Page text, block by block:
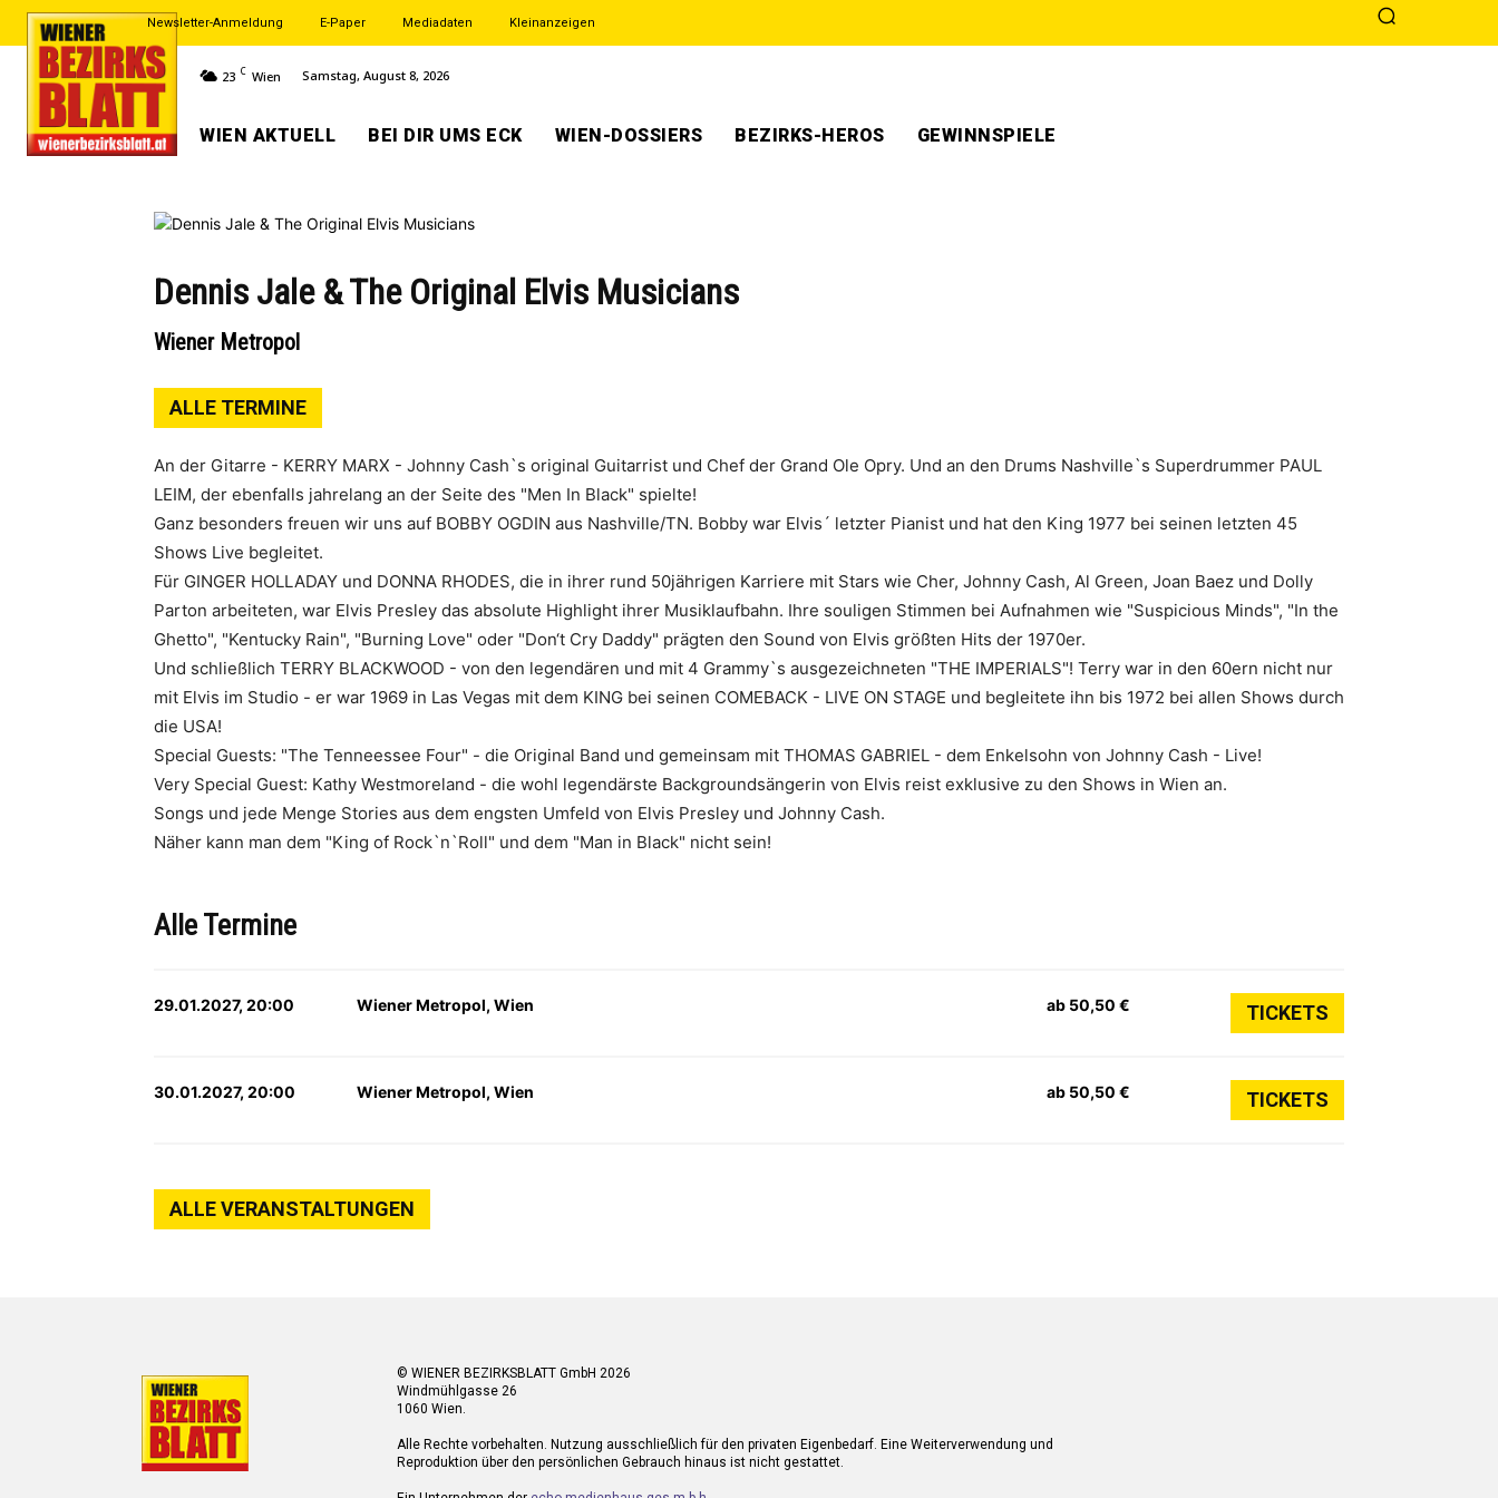
Newsletter-Anmeldung E-Paper Mediadaten Kleinanzeigen
23 C Wien Samstag, August 8, 2026
WIEN AKTUELL BEI DIR UMS ECK WIEN-DOSSIERS BEZIRKS-HEROS GEWINNSPIELE
Dennis Jale & The Original Elvis Musicians
Wiener Metropol
ALLE TERMINE
An der Gitarre - KERRY MARX - Johnny Cash`s original Guitarrist und Chef der Grand Ole Opry. Und an den Drums Nashville`s Superdrummer PAUL
LEIM, der ebenfalls jahrelang an der Seite des "Men In Black" spielte!
Ganz besonders freuen wir uns auf BOBBY OGDIN aus Nashville/TN. Bobby war Elvis´ letzter Pianist und hat den King 1977 bei seinen letzten 45
Shows Live begleitet.
Für GINGER HOLLADAY und DONNA RHODES, die in ihrer rund 50jährigen Karriere mit Stars wie Cher, Johnny Cash, Al Green, Joan Baez und Dolly
Parton arbeiteten, war Elvis Presley das absolute Highlight ihrer Musiklaufbahn. Ihre souligen Stimmen bei Aufnahmen wie "Suspicious Minds", "In the
Ghetto", "Kentucky Rain", "Burning Love" oder "Don‘t Cry Daddy" prägten den Sound von Elvis größten Hits der 1970er.
Und schließlich TERRY BLACKWOOD - von den legendären und mit 4 Grammy`s ausgezeichneten "THE IMPERIALS"! Terry war in den 60ern nicht nur
mit Elvis im Studio - er war 1969 in Las Vegas mit dem KING bei seinen COMEBACK - LIVE ON STAGE und begleitete ihn bis 1972 bei allen Shows durch
die USA!
Special Guests: "The Tenneessee Four" - die Original Band und gemeinsam mit THOMAS GABRIEL - dem Enkelsohn von Johnny Cash - Live!
Very Special Guest: Kathy Westmoreland - die wohl legendärste Backgroundsängerin von Elvis reist exklusive zu den Shows in Wien an.
Songs und jede Menge Stories aus dem engsten Umfeld von Elvis Presley und Johnny Cash.
Näher kann man dem "King of Rock`n`Roll" und dem "Man in Black" nicht sein!
Alle Termine
29.01.2027, 20:00 Wiener Metropol, Wien ab 50,50 € TICKETS
30.01.2027, 20:00 Wiener Metropol, Wien ab 50,50 € TICKETS
ALLE VERANSTALTUNGEN
© WIENER BEZIRKSBLATT GmbH 2026
Windmühlgasse 26
1060 Wien.
Alle Rechte vorbehalten. Nutzung ausschließlich für den privaten Eigenbedarf. Eine Weiterverwendung und
Reproduktion über den persönlichen Gebrauch hinaus ist nicht gestattet.